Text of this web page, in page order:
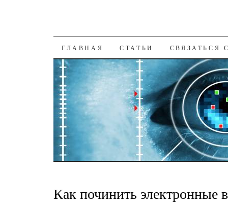
К СОДЕРЖАНИЮ
ГЛАВНАЯ СТАТЬИ СВЯЗАТЬСЯ
Как починить электронные